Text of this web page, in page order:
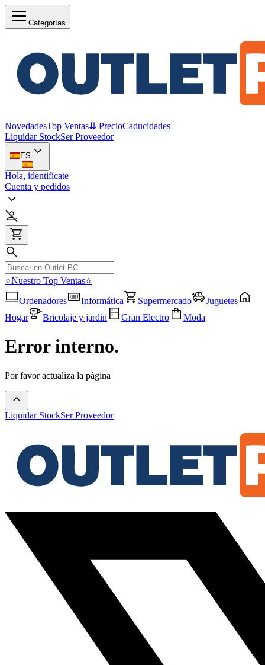
Categorías
NovedadesTop Ventas⇊ PrecioCaducidades
Liquidar StockSer Proveedor
ES
Hola, identifícate
Cuenta y pedidos
⭐Nuestro Top Ventas⭐
Ordenadores
Informática Supermercado
Juguetes
Hogar
Bricolaje y jardin Gran Electro Moda
Error interno.
Por favor actualiza la página
Liquidar StockSer Proveedor